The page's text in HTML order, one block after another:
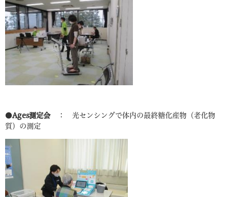
●Ages測定会
： 光センシングで体内の最終糖化産物（老化物
質）の測定